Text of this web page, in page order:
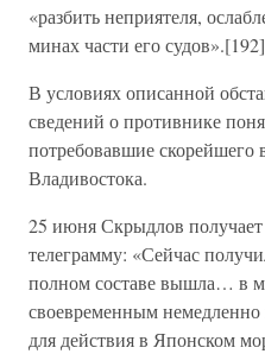
«разбить неприятеля,
минах части его судов».[192]
В условиях описанной
сведений о противнике
потребовавшие скорейшего
Владивостока.
25 июня Скрыдлов
телеграмму: «Сейчас
полном составе вышла… в
своевременным немедленно
для действия в Японском